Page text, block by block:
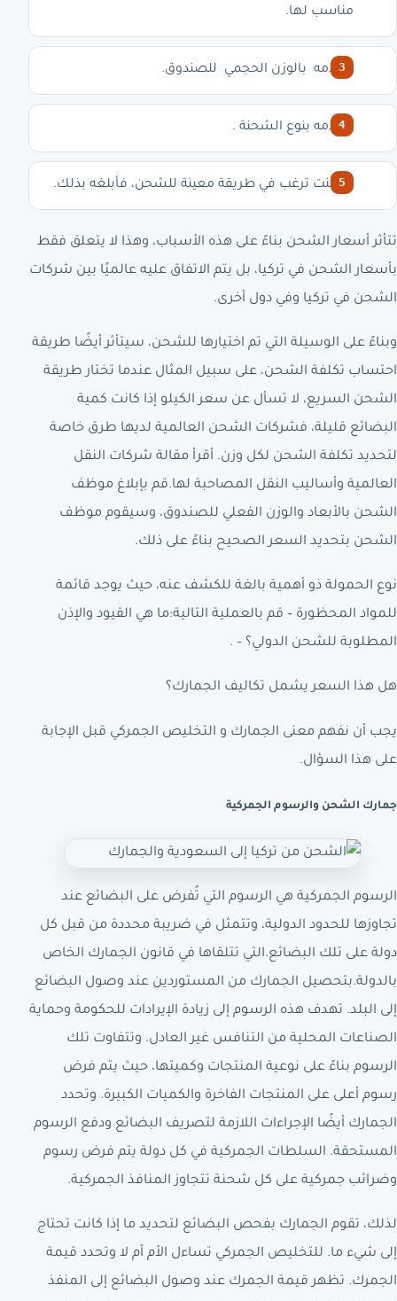
مناسب لها.
إعلامه بالوزن الحجمي للصندوق.
إعلامه بنوع الشحنة .
إذا كنت ترغب في طريقة معينة للشحن، فأبلغه بذلك.
تتأثر أسعار الشحن بناءً على هذه الأسباب، وهذا لا يتعلق فقط
بأسعار الشحن في تركيا، بل يتم الاتفاق عليه عالميًا بين شركات
الشحن في تركيا وفي دول أخرى.
وبناءً على الوسيلة التي تم اختيارها للشحن، سيتأثر أيضًا طريقة
احتساب تكلفة الشحن، على سبيل المثال عندما تختار طريقة
الشحن السريع، لا تسأل عن سعر الكيلو إذا كانت كمية
البضائع قليلة، فشركات الشحن العالمية لديها طرق خاصة
لتحديد تكلفة الشحن لكل وزن. أقرأ مقالة شركات النقل
العالمية وأساليب النقل المصاحبة لها.قم بإبلاغ موظف
الشحن بالأبعاد والوزن الفعلي للصندوق، وسيقوم موظف
الشحن بتحديد السعر الصحيح بناءً على ذلك.
نوع الحمولة ذو أهمية بالغة للكشف عنه، حيث يوجد قائمة
للمواد المحظورة – قم بالعملية التالية:ما هي القيود والإذن
المطلوبة للشحن الدولي؟ – .
هل هذا السعر يشمل تكاليف الجمارك؟
يجب أن نفهم معنى الجمارك و التخليص الجمركي قبل الإجابة
على هذا السؤال.
جمارك الشحن والرسوم الجمركية
الرسوم الجمركية هي الرسوم التي تُفرض على البضائع عند
تجاوزها للحدود الدولية، وتتمثل في ضريبة محددة من قبل كل
دولة على تلك البضائع.التي تتلقاها في قانون الجمارك الخاص
بالدولة.بتحصيل الجمارك من المستوردين عند وصول البضائع
إلى البلد. تهدف هذه الرسوم إلى زيادة الإيرادات للحكومة وحماية
الصناعات المحلية من التنافس غير العادل. وتتفاوت تلك
الرسوم بناءً على نوعية المنتجات وكميتها، حيث يتم فرض
رسوم أعلى على المنتجات الفاخرة والكميات الكبيرة. وتحدد
الجمارك أيضًا الإجراءات اللازمة لتصريف البضائع ودفع الرسوم
المستحقة. السلطات الجمركية في كل دولة يتم فرض رسوم
وضرائب جمركية على كل شحنة تتجاوز المنافذ الجمركية.
لذلك، تقوم الجمارك بفحص البضائع لتحديد ما إذا كانت تحتاج
إلى شيء ما. للتخليص الجمركي تساءل الأم أم لا وتحدد قيمة
الجمرك. تظهر قيمة الجمرك عند وصول البضائع إلى المنفذ